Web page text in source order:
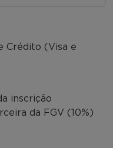
Crédito (Visa e
inscrição
da FGV (10%)